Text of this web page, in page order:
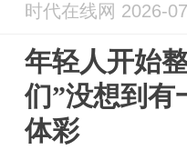
时代在线网 2026-
年轻人开始
们”没想到有
体彩